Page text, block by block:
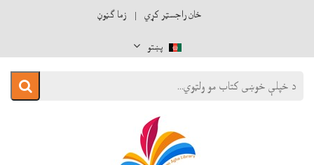
ځان راجسټر کړي
زما ګڼوڼ
پښتو